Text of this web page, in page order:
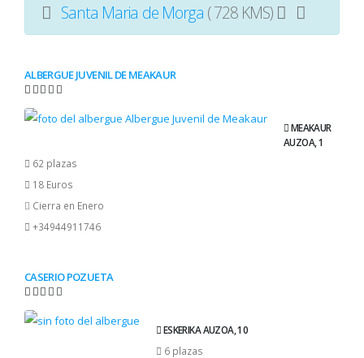
Santa Maria de Morga ( 728 KMS)
ALBERGUE JUVENIL DE MEAKAUR
MEAKAUR
AUZOA, 1
62 plazas
18 Euros
Cierra en Enero
+34944911746
CASERIO POZUETA
ESKERIKA AUZOA, 10
6 plazas